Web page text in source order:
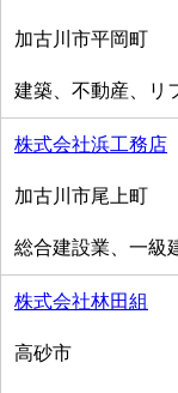
加古川市平岡町
建築、不動産、リ
株式会社浜工務店
加古川市尾上町
総合建設業、一級
株式会社林田組
高砂市